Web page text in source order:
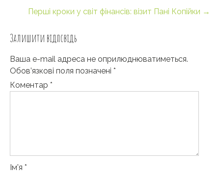
Перші кроки у світ фінансів: візит Пані Копійки →
Залишити відповідь
Ваша e-mail адреса не оприлюднюватиметься.
Обов’язкові поля позначені *
Коментар *
Ім'я *